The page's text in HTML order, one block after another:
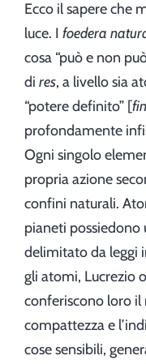
Ecco il sapere che
luce. I foedera
cosa “può e non
di res, a livello sia
“potere definito” [
profondamente
Ogni singolo
propria azione
confini naturali.
pianeti
delimitato da leggi
gli atomi, Lucrezio
conferiscono loro
compattezza e
cose sensibili,